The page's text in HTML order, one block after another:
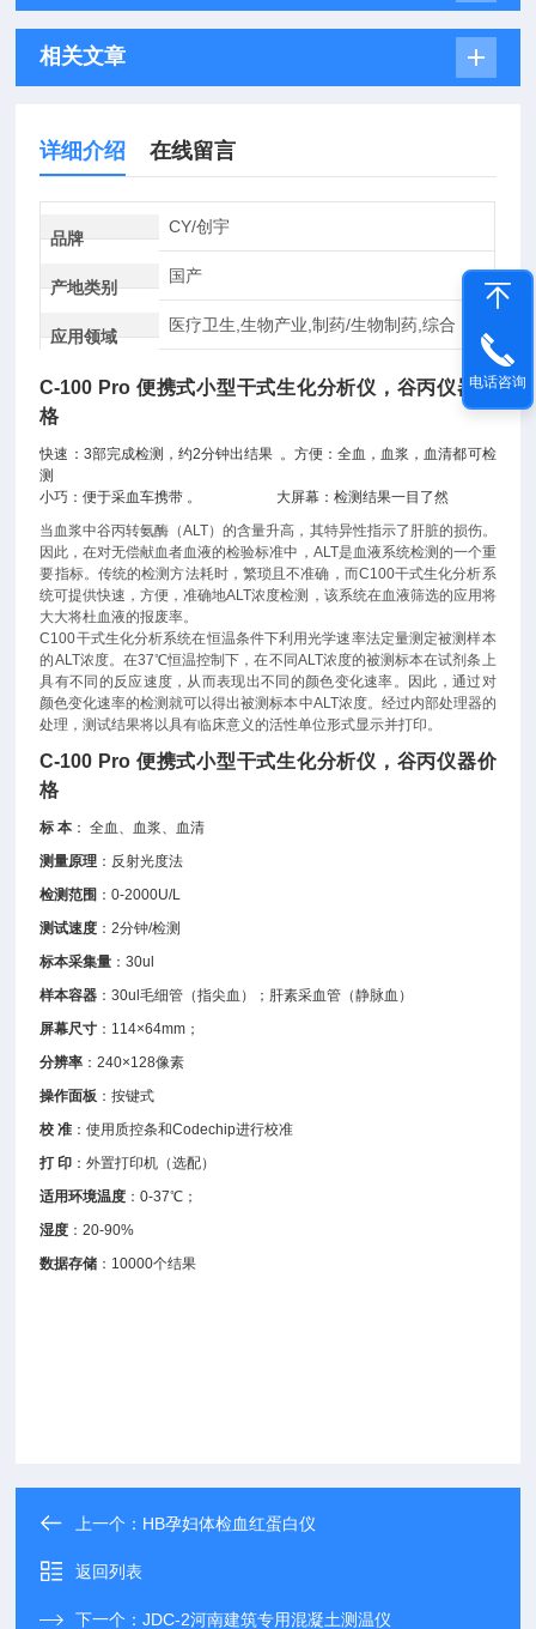
相关文章
详细介绍 在线留言
品牌
CY/创宇
产地类别
国产
应用领域
医疗卫生,生物产业,制药/生物制药,综合
C-100 Pro 便携式小型干式生化分析仪，谷丙仪器价
格
快速：3部完成检测，约2分钟出结果 。方便：全血，血浆，血清都可检
测
小巧：便于采血车携带 。 大屏幕：检测结果一目了然
当血浆中谷丙转氨酶（ALT）的含量升高，其特异性指示了肝脏的损伤。
因此，在对无偿献血者血液的检验标准中，ALT是血液系统检测的一个重
要指标。传统的检测方法耗时，繁琐且不准确，而C100干式生化分析系
统可提供快速，方便，准确地ALT浓度检测，该系统在血液筛选的应用将
大大将杜血液的报废率。
C100干式生化分析系统在恒温条件下利用光学速率法定量测定被测样本
的ALT浓度。在37℃恒温控制下，在不同ALT浓度的被测标本在试剂条上
具有不同的反应速度，从而表现出不同的颜色变化速率。因此，通过对
颜色变化速率的检测就可以得出被测标本中ALT浓度。经过内部处理器的
处理，测试结果将以具有临床意义的活性单位形式显示并打印。
C-100 Pro 便携式小型干式生化分析仪，谷丙仪器价
格
标 本 ： 全血、血浆、血清
测量原理 ：反射光度法
检测范围 ：0-2000U/L
测试速度 ：2分钟/检测
标本采集量 ：30ul
样本容器 ：30ul毛细管（指尖血）；肝素采血管（静脉血）
屏幕尺寸 ：114×64mm；
分辨率 ：240×128像素
操作面板 ：按键式
校 准 ：使用质控条和Codechip进行校准
打 印 ：外置打印机（选配）
适用环境温度 ：0-37℃；
湿度 ：20-90%
数据存储 ：10000个结果
上一个： HB孕妇体检血红蛋白仪
返回列表
下一个：JDC-2河南建筑专用混凝土测温仪
电话咨询